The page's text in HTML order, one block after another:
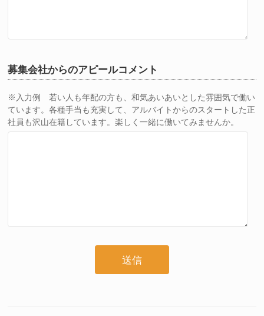
募集会社からのアピールコメント
※入力例 若い人も年配の方も、和気あいあいとした雰囲気で働い
ています。各種手当も充実して、アルバイトからのスタートした正
社員も沢山在籍しています。楽しく一緒に働いてみませんか。